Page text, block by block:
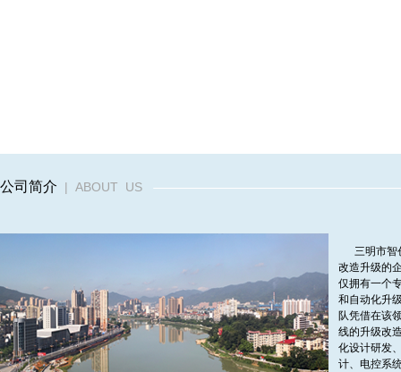
公司简介 | ABOUT US
三明市智
改造升级的
仅拥有一个
和自动化升
队凭借在该
线的升级改
化设计研发
计、电控系